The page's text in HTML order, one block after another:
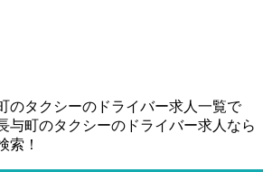
のタクシーの ドライバー求人一覧で
与町のタクシーの ドライバー求人なら
索！